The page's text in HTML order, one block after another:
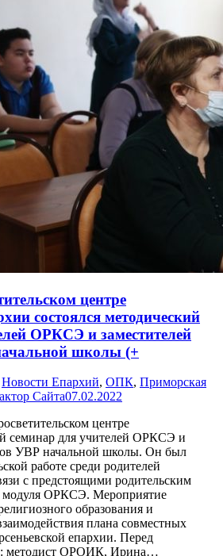
центре
состоялся методический
ОРКСЭ и заместителей
школы (+
Новости Епархий, ОПК, Приморская
Сайта07.02.2022
центре
семинар для учителей ОРКСЭ и
УВР начальной школы. Он был
работе среди родителей
с предстоящими родительским
модуля ОРКСЭ. Мероприятие
образования и
плана совместных
епархии. Перед
методист ОРОИК, Ирина…